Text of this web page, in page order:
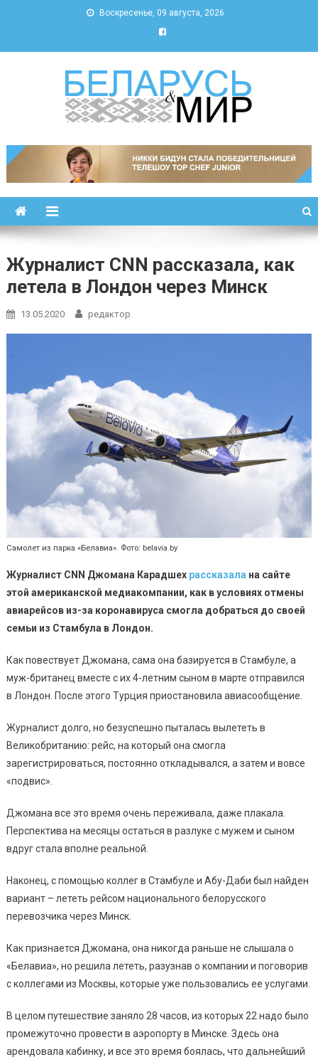
Воскресенье, 09 августа, 2026
Беларусь и мир
Журналист CNN рассказала, как
летела в Лондон через Минск
13.05.2020 редактор
Самолет из парка «Белавиа». Фото: belavia.by
Журналист CNN Джомана Карадшех рассказала на сайте
этой американской медиакомпании, как в условиях отмены
авиарейсов из-за коронавируса смогла добраться до своей
семьи из Стамбула в Лондон.
Как повествует Джомана, сама она базируется в Стамбуле, а
муж-британец вместе с их 4-летним сыном в марте отправился
в Лондон. После этого Турция приостановила авиасообщение.
Журналист долго, но безуспешно пыталась вылететь в
Великобританию: рейс, на который она смогла
зарегистрироваться, постоянно откладывался, а затем и вовсе
«подвис».
Джомана все это время очень переживала, даже плакала.
Перспектива на месяцы остаться в разлуке с мужем и сыном
вдруг стала вполне реальной.
Наконец, с помощью коллег в Стамбуле и Абу-Даби был найден
вариант – лететь рейсом национального белорусского
перевозчика через Минск.
Как признается Джомана, она никогда раньше не слышала о
«Белавиа», но решила лететь, разузнав о компании и поговорив
с коллегами из Москвы, которые уже пользовались ее услугами.
В целом путешествие заняло 28 часов, из которых 22 надо было
промежуточно провести в аэропорту в Минске. Здесь она
арендовала кабинку, и все это время боялась, что дальнейший